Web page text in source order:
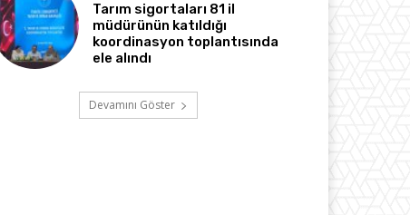
Tarım sigortaları 81 il
müdürünün katıldığı
koordinasyon toplantısında
ele alındı
Devamını Göster